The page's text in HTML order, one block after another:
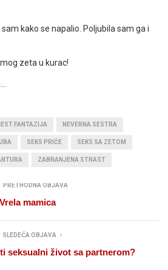
kako se napalio. Poljubila sam ga i
zeta u kurac!
FANTAZIJA NEVERNA SESTRA
SEKS PRIČE SEKS SA ZETOM
ZABRANJENA STRAST
PRETHODNA OBJAVA
Vrela mamica
SLEDEĆA OBJAVA
seksualni život sa partnerom?